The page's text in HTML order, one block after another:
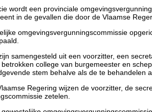
wordt een provinciale
in de gevallen die door de Vlaamse
omgevingsvergunningscommissie
samengesteld uit een voorzitter, een
college van burgemeester en
stem behalve als de te
Regering wijzen de voorzitter, de
zetelen.